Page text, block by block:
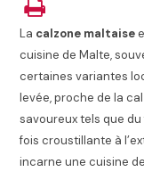
La calzone maltaise
cuisine deMalte,
certaines variantes
levée, proche de la
savoureux tels que du
fois croustillante à
incarne une cuisine